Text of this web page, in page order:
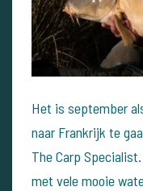
Het is september
naar Frankrijk te
The Carp
met vele mooie